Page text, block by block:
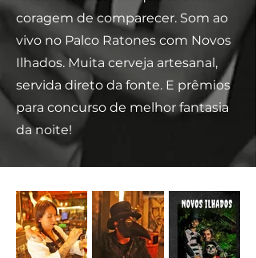
coragem de comparecer. Som ao
vivo no Palco Ratones com Novos
Ilhados.Muita cerveja artesanal,
servida direto da fonte. E prêmios
para concurso de melhor fantasia
da noite!